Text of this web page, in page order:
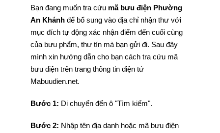
Bạn đang muốn tra cứu mã bưu điện Phường
An Khánh để bổ sung vào địa chỉ nhận thư với
mục đích tự động xác nhận điểm đến cuối cùng
của bưu phẩm, thư tín mà bạn gửi đi. Sau đây
mình xin hướng dẫn cho bạn cách tra cứu mã
bưu điện trên trang thông tin điện tử
Mabuudien.net.
Bước 1: Di chuyển đến ô "Tìm kiếm".
Bước 2: Nhập tên địa danh hoặc mã bưu điện